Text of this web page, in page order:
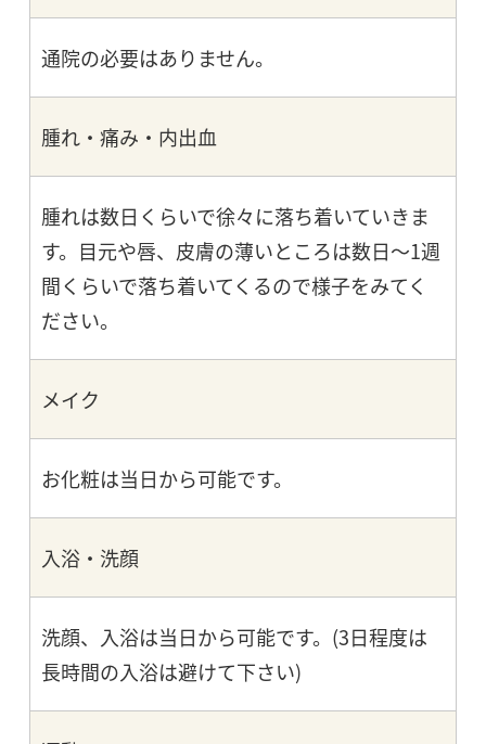
通院の必要はありません。
腫れ・痛み・内出血
腫れは数日くらいで徐々に落ち着いていきま
す。目元や唇、皮膚の薄いところは数日～1週
間くらいで落ち着いてくるので様子をみてく
ださい。
メイク
お化粧は当日から可能です。
入浴・洗顔
洗顔、入浴は当日から可能です。(3日程度は
長時間の入浴は避けて下さい)